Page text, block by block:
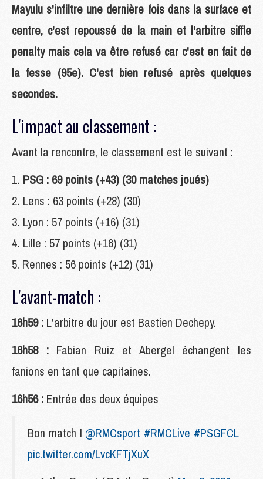
Mayulu s'infiltre une dernière fois dans la surface et
centre, c'est repoussé de la main et l'arbitre siffle
penalty mais cela va être refusé car c'est en fait de
la fesse (95e). C'est bien refusé après quelques
secondes.
L'impact au classement :
Avant la rencontre, le classement est le suivant :
PSG : 69 points (+43) (30 matches joués)
Lens : 63 points (+28) (30)
Lyon : 57 points (+16) (31)
Lille : 57 points (+16) (31)
Rennes : 56 points (+12) (31)
L'avant-match :
16h59 : L'arbitre du jour est Bastien Dechepy.
16h58 : Fabian Ruiz et Abergel échangent les
fanions en tant que capitaines.
16h56 : Entrée des deux équipes
Bon match ! @RMCsport #RMCLive #PSGFCL
pic.twitter.com/LvcKFTjXuX